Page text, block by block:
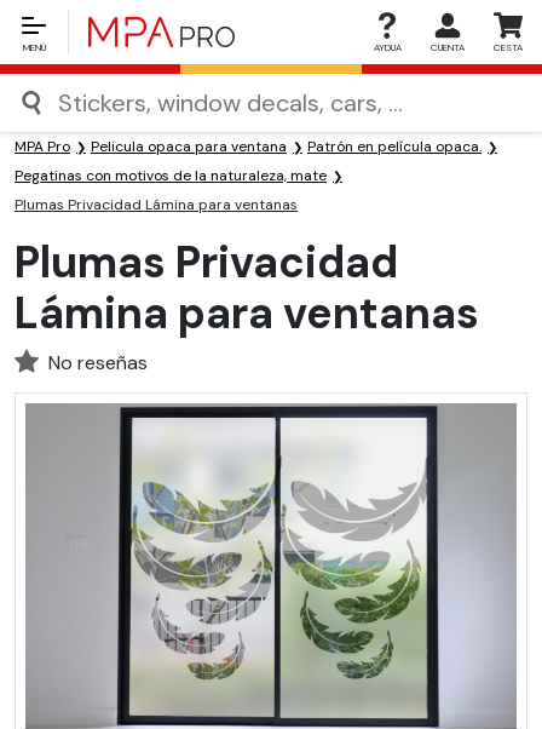
MENÚ AYDUA CUENTA CESTA
MPA Pro Pelicula opaca para ventana
Patrón en película opaca.
Pegatinas con motivos de la naturaleza, mate
Plumas Privacidad Lámina para ventanas
Plumas Privacidad
Lámina para ventanas
No reseñas